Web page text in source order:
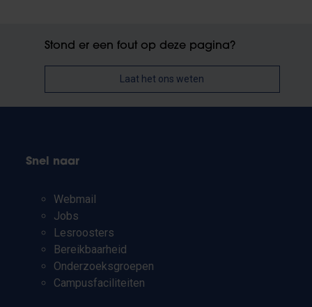
Stond er een fout op deze pagina?
Laat het ons weten
Snel naar
Webmail
Jobs
Lesroosters
Bereikbaarheid
Onderzoeksgroepen
Campusfaciliteiten